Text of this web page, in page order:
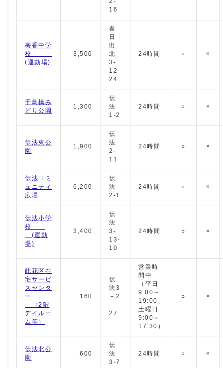
16
梅香中学
校
(運動場)
3,500
春
日
出
北
3-
12-
24
24時間 ○ ×
千鳥橋み
どり公園
1,300
伝
法
1-2
24時間 ○ ×
伝法東公
園
1,900
伝
法
2-
11
24時間 ○ ×
伝法コミ
ュニティ
広場
6,200
伝
法
2-1
24時間 ○ ×
伝法小学
校
(運動
場)
3,400
伝
法
3-
13-
10
24時間 ○ ×
此花区在
宅サービ
スセンタ
ー
（2階
デイルー
ム等）
160
伝
法3
－2
－
27
営業時
間中
（平日
9:00～
19:00、
土曜日
9:00～
17:30）
○ ×
伝法北公
園
600
伝
法
3-7
24時間 ○ ×